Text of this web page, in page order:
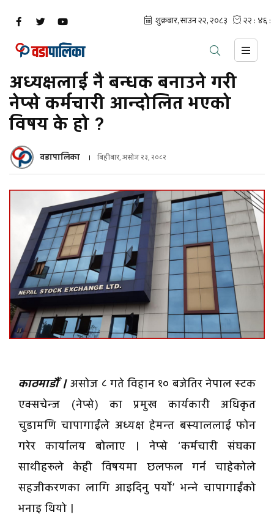
अध्यक्षलाई नै बन्धक बनाउने गरी
नेप्से कर्मचारी आन्दोलित भएको
विषय के हो ?
वडापालिका बिहीबार, असोज २३, २०८२
काठमाडौँ ।असोज ८ गते विहान १० बजेतिर नेपाल स्टक
एक्सचेन्ज (नेप्से) का प्रमुख कार्यकारी अधिकृत
चुडामणि चापागाईंले अध्यक्ष हेमन्त बस्याललाई फोन
गरेर कार्यालय बोलाए । नेप्से ‘कर्मचारी संघका
साथीहरुले केही विषयमा छलफल गर्न चाहेकोले
सहजीकरणका लागि आइदिनु पर्यो’ भन्ने चापागाईंको
भनाइ थियो ।